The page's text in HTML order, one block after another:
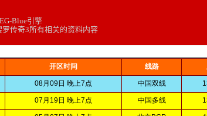
Blue引擎
罗传奇3所有相关的资料内容